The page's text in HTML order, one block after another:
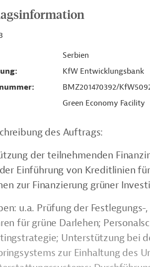
Serbien
KfW Entwicklungsbank
BMZ201470392/
Green Economy Facility
des Auftrags:
der teilnehmenden
Einführung von Kreditlinien
zur Finanzierung grüner
u.a. Prüfung der
für grüne Darlehen;
Unterstützung bei
zur Einhaltung des